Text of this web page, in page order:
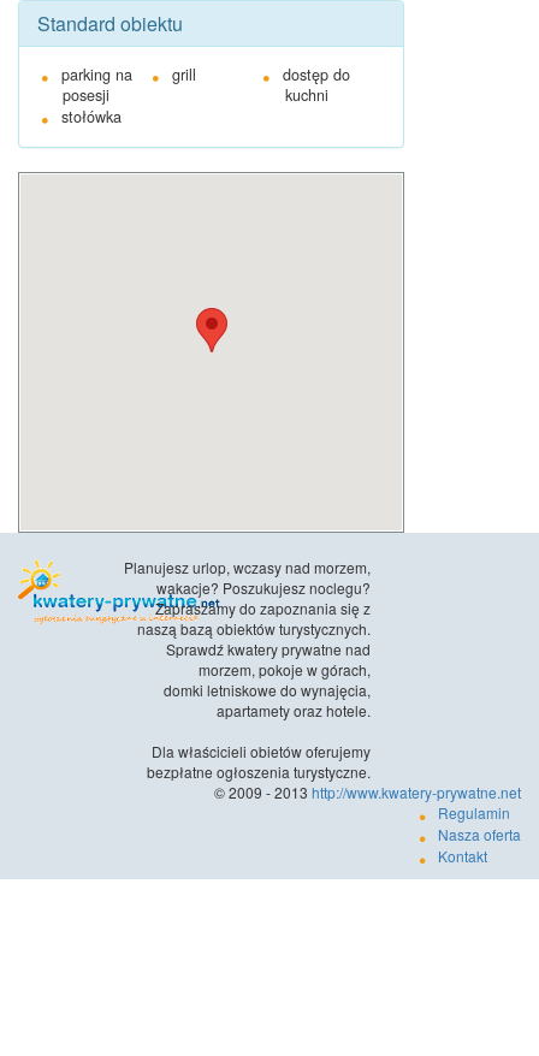
Standard obiektu
parking na
posesji
grill
dostęp do
kuchni
stołówka
Planujesz urlop, wczasy nad morzem,
wakacje? Poszukujesz noclegu?
Zapraszamy do zapoznania się z
naszą bazą obiektów turystycznych.
Sprawdź kwatery prywatne nad
morzem, pokoje w górach,
domki letniskowe do wynajęcia,
apartamety oraz hotele.
Dla właścicieli obietów oferujemy
bezpłatne ogłoszenia turystyczne.
© 2009 - 2013 http://www.kwatery-prywatne.net
Regulamin
Nasza oferta
Kontakt